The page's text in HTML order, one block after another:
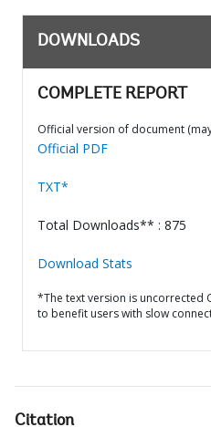
DOWNLOADS
COMPLETE REPORT
Official version of document
Official PDF
TXT*
Total Downloads** : 875
Download Stats
*The text version is uncorrected
to benefit users with slow
Citation